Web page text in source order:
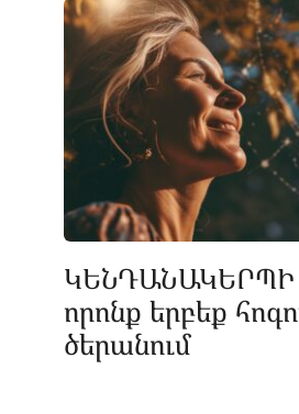
ԿԵՆԴԱՆԱԿԵՐՊԻ
որոնք երբեք
ծերանում